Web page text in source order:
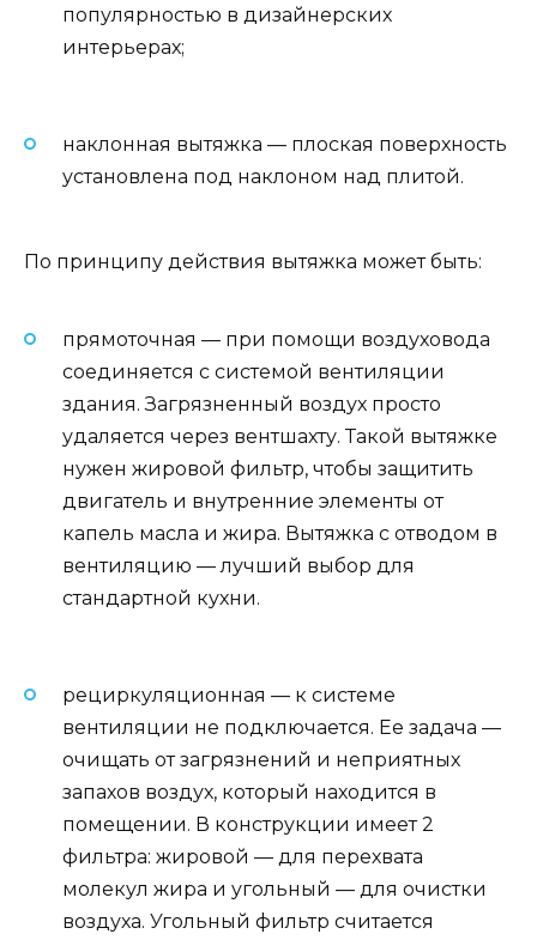
популярностью в дизайнерских
интерьерах;
наклонная вытяжка — плоская поверхность
установлена под наклоном над плитой.
По принципу действия вытяжка может быть:
прямоточная — при помощи воздуховода
соединяется с системой вентиляции
здания. Загрязненный воздух просто
удаляется через вентшахту. Такой вытяжке
нужен жировой фильтр, чтобы защитить
двигатель и внутренние элементы от
капель масла и жира. Вытяжка с отводом в
вентиляцию — лучший выбор для
стандартной кухни.
рециркуляционная — к системе
вентиляции не подключается. Ее задача —
очищать от загрязнений и неприятных
запахов воздух, который находится в
помещении. В конструкции имеет 2
фильтра: жировой — для перехвата
молекул жира и угольный — для очистки
воздуха. Угольный фильтр считается